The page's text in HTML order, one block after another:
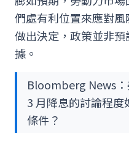
們處有利位置來應對
做出決定，政策並非
據。
Bloomberg News
3 月降息的討論程
條件？